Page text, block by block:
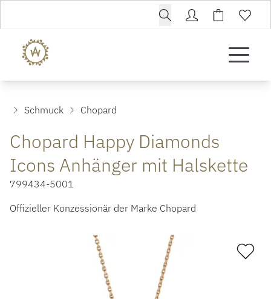
Schmuck Chopard
Chopard Happy Diamonds
Icons Anhänger mit Halskette
799434-5001
Offizieller Konzessionär der Marke Chopard